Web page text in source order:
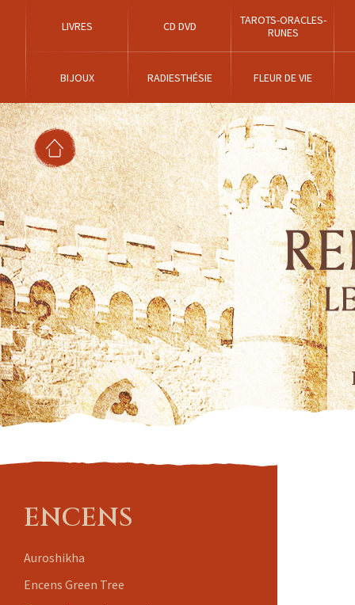
LIVRES CD DVD
TAROTS-ORACLES-
RUNES
BIJOUX RADIESTHÉSIE FLEUR DE VIE
ENCENS
Auroshikha
Encens Green Tree